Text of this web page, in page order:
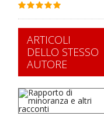
ARTICOLI
DELLO STESSO
AUTORE